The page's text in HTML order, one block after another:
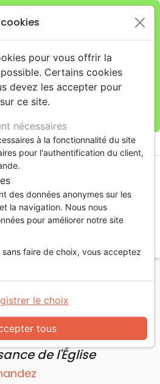
au 11 rue de Rive,
close
est limitée au retrait en
veuillez passer vos
La Maison de la Bible
shopping_cart
animés
animation] - Tome 1 - La
[DVD animation]
de l'Église
pour vous offrir la
Certains cookies
devez les accepter pour
ce site.
nécessaires
à la fonctionnalité du site
pour l'authentification du client,
des données anonymes sur les
la navigation. Nous nous
pour améliorer notre site
faire de choix, vous acceptez
tous
le choix